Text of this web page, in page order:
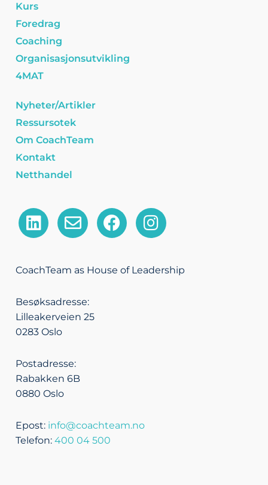
Kurs
Foredrag
Coaching
Organisasjonsutvikling
4MAT
Nyheter/Artikler
Ressursotek
Om CoachTeam
Kontakt
Netthandel
L
i
k
d
i
n
E
n
e
o
p
F
a
e
I
n
t
CoachTeam as House of Leadership
Besøksadresse:
Lilleakerveien 25
0283 Oslo
Postadresse:
Rabakken 6B
0880 Oslo
Epost: info@coachteam.no
Telefon: 400 04 500